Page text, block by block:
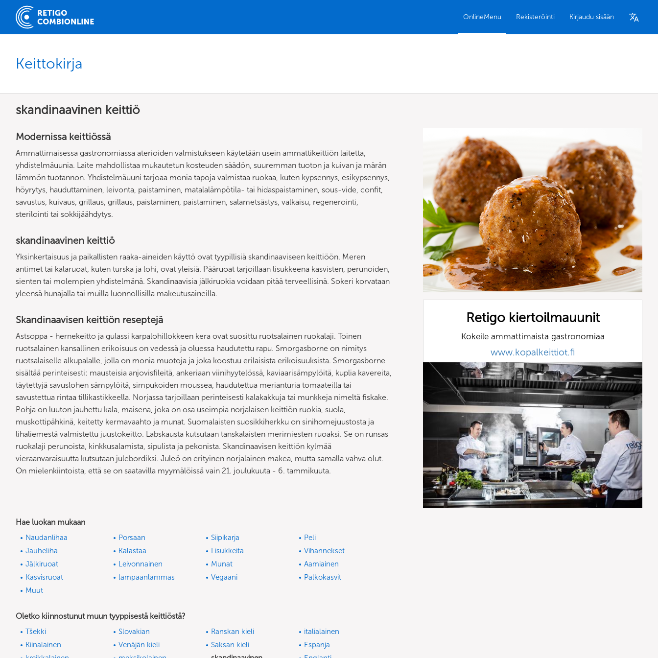
OnlineMenu Rekisteröinti Kirjaudu sisään
Keittokirja
skandinaavinen keittiö
Modernissa keittiössä
Ammattimaisessa gastronomiassa aterioiden valmistukseen käytetään usein ammattikeittiön laitetta,
yhdistelmäuunia. Laite mahdollistaa mukautetun kosteuden säädön, suuremman tuoton ja kuivan ja märän
lämmön tuotannon. Yhdistelmäuuni tarjoaa monia tapoja valmistaa ruokaa, kuten kypsennys, esikypsennys,
höyrytys, hauduttaminen, leivonta, paistaminen, matalalämpötila- tai hidaspaistaminen, sous-vide, confit,
savustus, kuivaus, grillaus, grillaus, paistaminen, paistaminen, salametsästys, valkaisu, regenerointi,
sterilointi tai sokkijäähdytys.
skandinaavinen keittiö
Yksinkertaisuus ja paikallisten raaka-aineiden käyttö ovat tyypillisiä skandinaaviseen keittiöön. Meren
antimet tai kalaruoat, kuten turska ja lohi, ovat yleisiä. Pääruoat tarjoillaan lisukkeena kasvisten, perunoiden,
sienten tai molempien yhdistelmänä. Skandinaavisia jälkiruokia voidaan pitää terveellisinä. Sokeri korvataan
yleensä hunajalla tai muilla luonnollisilla makeutusaineilla.
Skandinaavisen keittiön reseptejä
Astsoppa - hernekeitto ja gulassi karpalohillokkeen kera ovat suosittu ruotsalainen ruokalaji. Toinen
ruotsalainen kansallinen erikoisuus on vedessä ja oluessa haudutettu rapu. Smorgasborne on nimitys
ruotsalaiselle alkupalalle, jolla on monia muotoja ja joka koostuu erilaisista erikoisuuksista. Smorgasborne
sisältää perinteisesti: mausteisia anjovisfileitä, ankeriaan viinihyytelössä, kaviaarisämpylöitä, kuplia kavereita,
täytettyjä savuslohen sämpylöitä, simpukoiden moussea, haudutettua merianturia tomaateilla tai
savustettua rintaa tillikastikkeella. Norjassa tarjoillaan perinteisesti kalakakkuja tai munkkeja nimeltä fiskake.
Pohja on luuton jauhettu kala, maisena, joka on osa useimpia norjalaisen keittiön ruokia, suola,
muskottipähkinä, keitetty kermavaahto ja munat. Suomalaisten suosikkiherkku on sinihomejuustosta ja
lihaliemestä valmistettu juustokeitto. Labskausta kutsutaan tanskalaisten merimiesten ruoaksi. Se on runsas
ruokalaji perunoista, kinkkusalamista, sipulista ja pekonista. Skandinaavisen keittiön kylmää
vieraanvaraisuutta kutsutaan julebordiksi. Juleö on erityinen norjalainen makea, mutta samalla vahva olut.
On mielenkiintoista, että se on saatavilla myymälöissä vain 21. joulukuuta - 6. tammikuuta.
Retigo kiertoilmauunit
Kokeile ammattimaista gastronomiaa
www.kopalkeittiot.fi
Hae luokan mukaan
Naudanlihaa Porsaan Siipikarja
Peli
Jauheliha
Kalastaa Lisukkeita
Vihannekset
Jälkiruoat
Leivonnainen Munat
Aamiainen
Kasvisruoat
lampaanlammas Vegaani
Palkokasvit
Muut
Oletko kiinnostunut muun tyyppisestä keittiöstä?
Tšekki Slovakian Ranskan kieli
italialainen
Kiinalainen
Venäjän kieli Saksan kieli
Espanja